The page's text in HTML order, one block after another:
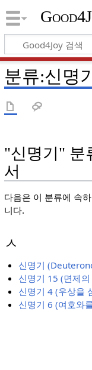
분류:신명
"신명기" 분
서
다음은 이 분류에 속
니다.
ㅅ
신명기
신명기 15 (면제
신명기 4 (우상을
신명기 6 (여호와